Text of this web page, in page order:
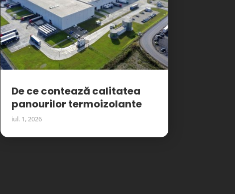
De ce contează calitatea
panourilor termoizolante
iul. 1, 2026